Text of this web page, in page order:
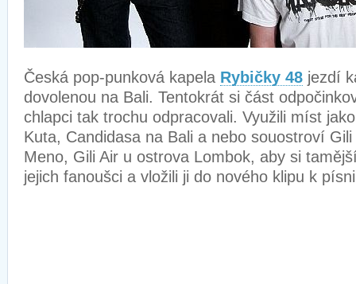
Česká pop-punková kapela Rybičky 48 jezdí
dovolenou na Bali. Tentokrát si část
chlapci tak trochu odpracovali. Využili míst
Kuta, Candidasa na Bali a nebo souostroví
Meno, Gili Air u ostrova Lombok, aby si
jejich fanoušci a vložili ji do nového klipu k